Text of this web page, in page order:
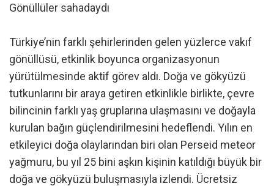
Gönüllüler sahadaydı
Türkiye’nin farklı şehirlerinden gelen yüzlerce vakıf
gönüllüsü, etkinlik boyunca organizasyonun
yürütülmesinde aktif görev aldı. Doğa ve gökyüzü
tutkunlarını bir araya getiren etkinlikle birlikte, çevre
bilincinin farklı yaş gruplarına ulaşmasını ve doğayla
kurulan bağın güçlendirilmesini hedeflendi. Yılın en
etkileyici doğa olaylarından biri olan Perseid meteor
yağmuru, bu yıl 25 bini aşkın kişinin katıldığı büyük bir
doğa ve gökyüzü buluşmasıyla izlendi. Ücretsiz